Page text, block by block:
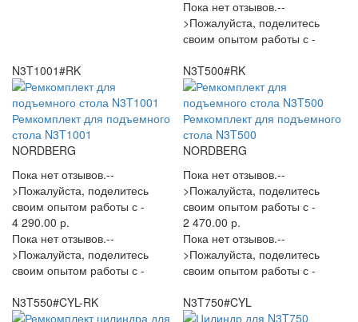
Пока нет отзывов.--
>Пожалуйста, поделитесь
своим опытом работы с -
N3T1001#RK
Ремкомплект для подъемного
стола N3T1001
NORDBERG
Пока нет отзывов.--
>Пожалуйста, поделитесь
своим опытом работы с -
4 290.00 р.
Пока нет отзывов.--
>Пожалуйста, поделитесь
своим опытом работы с -
N3T500#RK
Ремкомплект для подъемного
стола N3T500
NORDBERG
Пока нет отзывов.--
>Пожалуйста, поделитесь
своим опытом работы с -
2 470.00 р.
Пока нет отзывов.--
>Пожалуйста, поделитесь
своим опытом работы с -
N3T550#CYL-RK
N3T750#CYL